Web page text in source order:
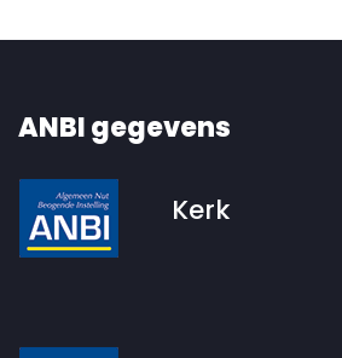
ANBI gegevens
Kerk